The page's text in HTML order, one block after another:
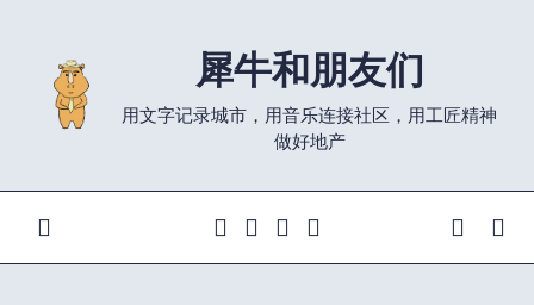
content
犀牛和朋友们
用文字记录城市，用音乐连接社区，用工匠精神
做好地产